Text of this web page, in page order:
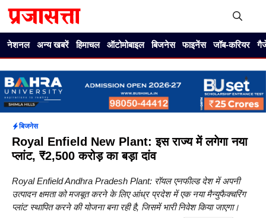
नेशनल अन्य खबरें हिमाचल ऑटोमोबाइल बिजनेस फाइनेंस जॉब-करियर
बिजनेस
Royal Enfield New Plant: इस राज्य में लगेगा नया
प्लांट, ₹2,500 करोड़ का बड़ा दांव
Royal Enfield Andhra Pradesh Plant: रॉयल एनफील्ड देश में अपनी
उत्पादन क्षमता को मजबूत करने के लिए आंध्र प्रदेश में एक नया मैन्युफैक्चरिंग
प्लांट स्थापित करने की योजना बना रही है, जिसमें भारी निवेश किया जाएगा।